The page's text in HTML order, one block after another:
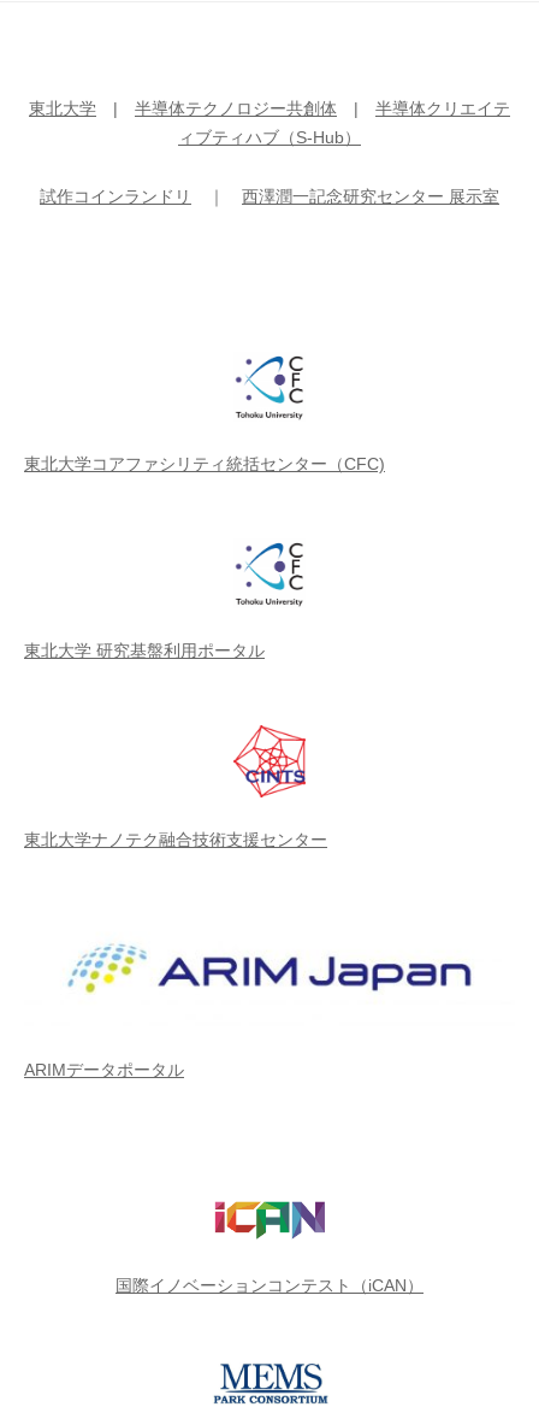
東北大学 半導体テクノロジー共創体
半導体クリエイテ
ィブティハブ（S-Hub）
試作コインランドリ ｜ 西澤潤一記念研究センター 展示室
東北大学コアファシリティ統括センター（CFC)
東北大学 研究基盤利用ポータル
東北大学ナノテク融合技術支援センター
ARIMデータポータル
国際イノベーションコンテスト（iCAN）